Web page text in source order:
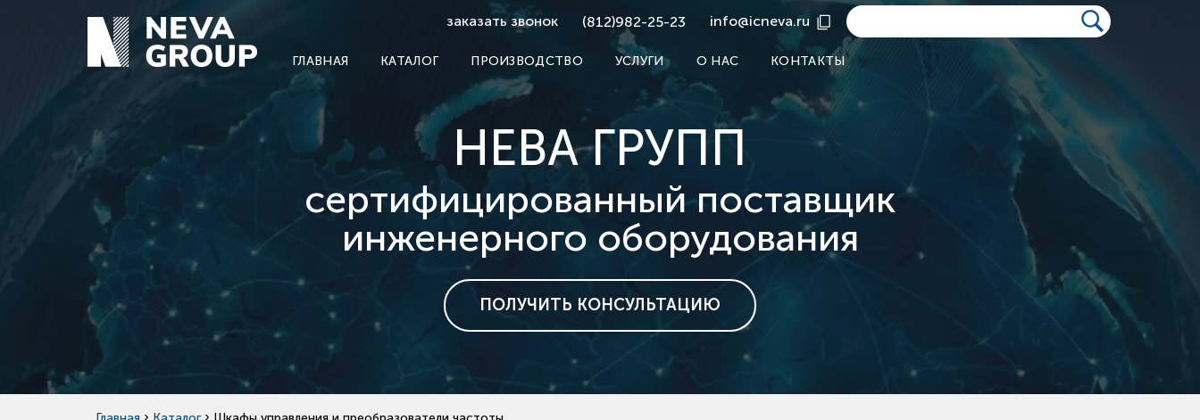
заказать звонок (812)982-25-23 info@icneva.ru
ГЛАВНАЯ КАТАЛОГ ПРОИЗВОДСТВО УСЛУГИ О НАС КОНТАКТЫ
НЕВА ГРУПП
сертифицированный поставщик
инженерного оборудования
ПОЛУЧИТЬ КОНСУЛЬТАЦИЮ